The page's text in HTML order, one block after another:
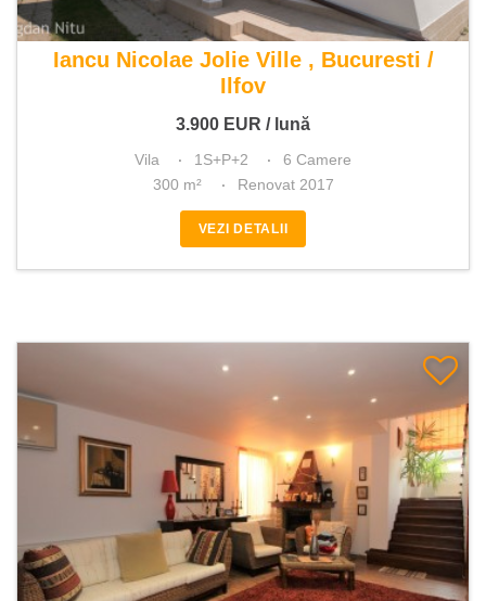
De inchiriat vila 6 camere
Iancu Nicolae Jolie Ville , Bucuresti /
Ilfov
3.900 EUR / lună
Vila 1S+P+2
6 Camere
300 m²
Renovat 2017
VEZI DETALII